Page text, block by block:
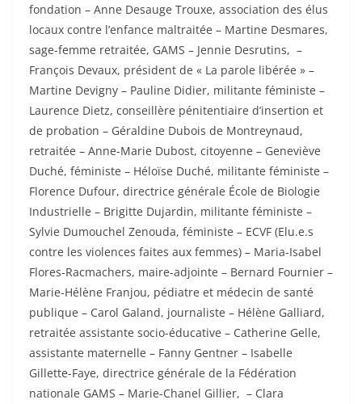
fondation – Anne Desauge Trouxe, association des élus
locaux contre l’enfance maltraitée – Martine Desmares,
sage-femme retraitée, GAMS – Jennie Desrutins, –
François Devaux, président de « La parole libérée » –
Martine Devigny – Pauline Didier, militante féministe –
Laurence Dietz, conseillère pénitentiaire d’insertion et
de probation – Géraldine Dubois de Montreynaud,
retraitée – Anne-Marie Dubost, citoyenne – Geneviève
Duché, féministe – Héloïse Duché, militante féministe –
Florence Dufour, directrice générale École de Biologie
Industrielle – Brigitte Dujardin, militante féministe –
Sylvie Dumouchel Zenouda, féministe – ECVF (Elu.e.s
contre les violences faites aux femmes) – Maria-Isabel
Flores-Racmachers, maire-adjointe – Bernard Fournier –
Marie-Hélène Franjou, pédiatre et médecin de santé
publique – Carol Galand, journaliste – Hélène Galliard,
retraitée assistante socio-éducative – Catherine Gelle,
assistante maternelle – Fanny Gentner – Isabelle
Gillette-Faye, directrice générale de la Fédération
nationale GAMS – Marie-Chanel Gillier, – Clara